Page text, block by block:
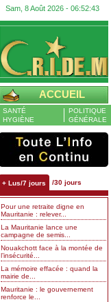
Sam, 8 Août 2026 - 06:52:44
ACCUEIL
SANTÉ
HYGIÈNE
POLITIQUE
GÉNÉRALE
+ Lus/7 jours /30 jours
Pour une retraite digne en
Mauritanie : relever...
La Mauritanie lance une
campagne de semis...
Nouakchott face à la montée de
l’insécurité...
La mémoire effacée : quand la
mairie de...
Mauritanie : le gouvernement
renforce le...